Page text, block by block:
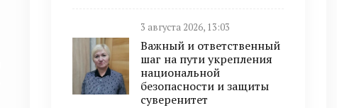
3 августа 2026, 13:03
Важный и ответственный
шаг на пути укрепления
национальной
безопасности и защиты
суверенитет